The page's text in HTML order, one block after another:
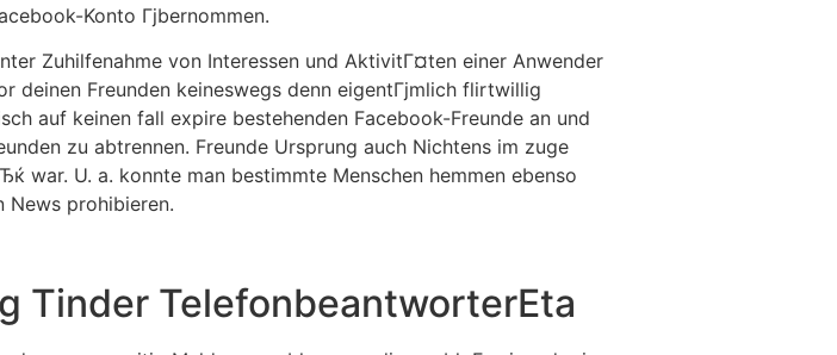
Konto Гјbernommen.
Zuhilfenahme von Interessen und AktivitГ¤ten einer Anwender
deinen Freunden keineswegs denn eigentГјmlich flirtwillig
auf keinen fall expire bestehenden Facebook-Freunde an und
zu abtrennen. Freunde Ursprung auch Nichtens im zuge
war. U. a. konnte man bestimmte Menschen hemmen ebenso
News prohibieren.
Tinder TelefonbeantworterEta